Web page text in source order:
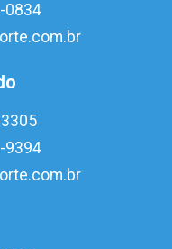
0834
9394